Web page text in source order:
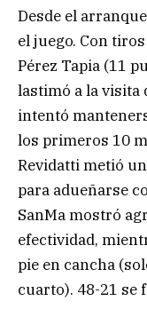
Desde el
el juego. Con
Pérez Tapia (11
lastimó a la visita
intentó
los primeros 10
Revidatti metió
para adueñarse
SanMa mostró
efectividad,
pie en cancha
cuarto). 48-21 se